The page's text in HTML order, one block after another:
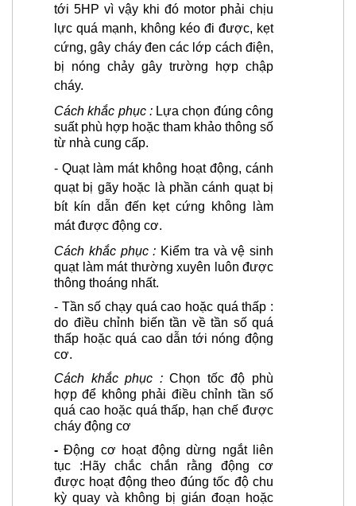
tới 5HP vì vậy khi đó motor phải chịu
lực quá mạnh, không kéo đi được, kẹt
cứng, gây cháy đencác lớp cách điện,
bị nóng chảy gây trường hợp chập
cháy.
Cách khắc phục : Lựa chọn đúng công
suất phù hợp hoặc tham khảo thông số
từ nhà cung cấp.
- Quạt làm mát không hoạt động, cánh
quạt bị gãy hoặc là phần cánh quạt bị
bít kín dẫn đến kẹt cứng không làm
mát được động cơ.
Cách khắc phục : Kiểm tra và vệ sinh
quạt làm mát thường xuyên luôn được
thông thoáng nhất.
- Tần số chạy quá cao hoặc quá thấp :
do điều chỉnh biến tần về tần số quá
thấp hoặc quá cao dẫn tới nóng động
cơ.
Cách khắc phục :Chọn tốc độ phù
hợp để không phải điều chỉnh tần số
quá cao hoặc quá thấp, hạn chế được
cháy động cơ
-Động cơ hoạt động dừng ngắt liên
tục :Hãy chắc chắn rằng động cơ
được hoạt động theo đúng tốc độ chu
kỳ quay và không bị gián đoạn hoặc